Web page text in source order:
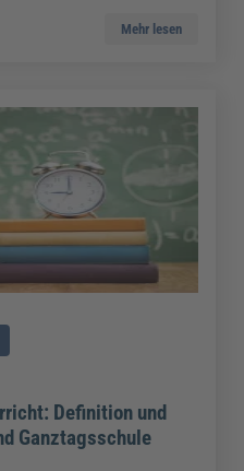
Mehr lesen
Definition und
Ganztagsschule